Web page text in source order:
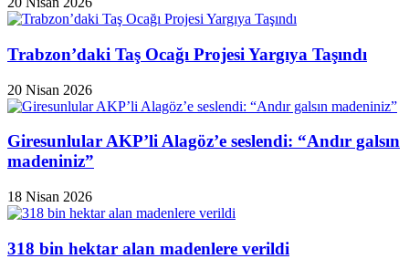
Trabzon’daki Taş Ocağı Projesi Yargıya Taşındı
20 Nisan 2026
Giresunlular AKP’li Alagöz’e seslendi: “Andır galsın
madeniniz”
18 Nisan 2026
318 bin hektar alan madenlere verildi